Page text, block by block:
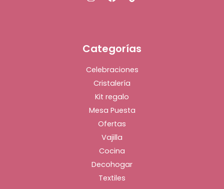
Categorías
Celebraciones
Cristalería
Kit regalo
Mesa Puesta
Ofertas
Vajilla
Cocina
Decohogar
Textiles